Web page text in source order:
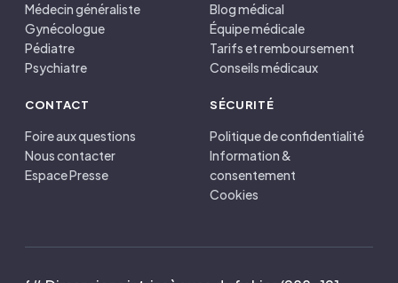
Médecin généraliste
Gynécologue
Pédiatre
Psychiatre
Blog médical
Équipe médicale
Tarifs et remboursement
Conseils médicaux
CONTACT
Foire aux questions
Nous contacter
Espace Presse
SÉCURITÉ
Politique de confidentialité
Information &
consentement
Cookies